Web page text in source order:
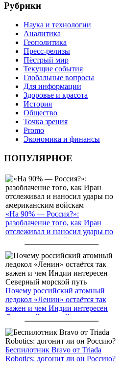
Рубрики
Наука и технологии
Аналитика
Геополитика
Пресс-релизы
Пёстрый мир
Текущие события
Глобальные вопросы
Для информации
Здоровье и красота
История
Общество
Точка зрения
Promo
Экономика и финансы
ПОПУЛЯРНОЕ
«На 90% — Россия?»:
разоблачение того, как Иран
отслеживал и наносил удары по
американским войскам
Почему российский атомный
ледокол «Ленин» остаётся так
важен и чем Индии интересен
Северный морской путь
Беспилотник Bravo от Triada
Robotics: догонит ли он Россию?